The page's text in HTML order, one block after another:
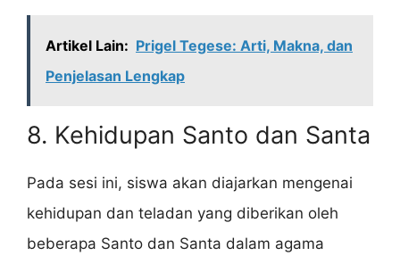
Artikel Lain: Prigel Tegese: Arti, Makna, dan
Penjelasan Lengkap
8. Kehidupan Santo dan Santa
Pada sesi ini, siswa akan diajarkan mengenai
kehidupan dan teladan yang diberikan oleh
beberapa Santo dan Santa dalam agama